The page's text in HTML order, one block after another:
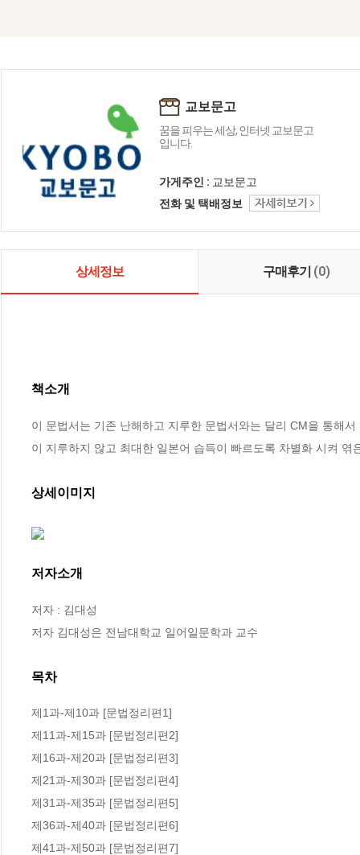
교보문고
꿈을 피우는 세상, 인터넷 교보문고
입니다.
가게주인 : 교보문고
전화 및 택배정보
상세정보 구매후기 (0)
책소개
이 문법서는 기존 난해하고 지루한 문법서와는 달리 CM을 통해
이 지루하지 않고 최대한 일본어 습득이 빠르도록 차별화 시켜 엮
상세이미지
저자소개
저자 : 김대성
저자 김대성은 전남대학교 일어일문학과 교수
목차
제1과-제10과 [문법정리편1]
제11과-제15과 [문법정리편2]
제16과-제20과 [문법정리편3]
제21과-제30과 [문법정리편4]
제31과-제35과 [문법정리편5]
제36과-제40과 [문법정리편6]
제41과-제50과 [문법정리편7]